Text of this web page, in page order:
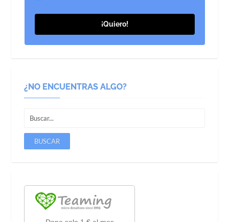
¡Quiero!
¿NO ENCUENTRAS ALGO?